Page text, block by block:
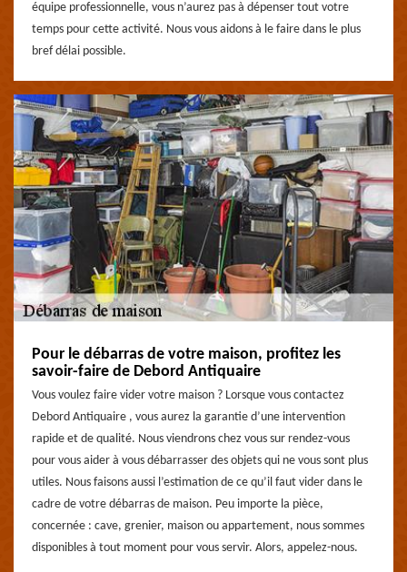
équipe professionnelle, vous n’aurez pas à dépenser tout votre
temps pour cette activité. Nous vous aidons à le faire dans le plus
bref délai possible.
Pour le débarras de votre maison, profitez les
savoir-faire de Debord Antiquaire
Vous voulez faire vider votre maison ? Lorsque vous contactez
Debord Antiquaire , vous aurez la garantie d’une intervention
rapide et de qualité. Nous viendrons chez vous sur rendez-vous
pour vous aider à vous débarrasser des objets qui ne vous sont plus
utiles. Nous faisons aussi l’estimation de ce qu’il faut vider dans le
cadre de votre débarras de maison. Peu importe la pièce,
concernée : cave, grenier, maison ou appartement, nous sommes
disponibles à tout moment pour vous servir. Alors, appelez-nous.